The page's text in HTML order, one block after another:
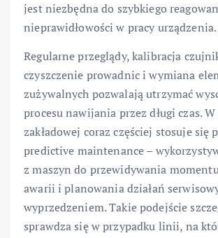
jest niezbędna do szybkiego
nieprawidłowości w pracy urządzenia.
Regularne przeglądy, kalibracja
czyszczenie prowadnic i wymiana
zużywalnych pozwalają utrzymać
procesu nawijania przez długi czas.
zakładowej coraz częściej stosuje się
predictive maintenance –
z maszyn do przewidywania
awarii i planowania działań
wyprzedzeniem. Takie podejście
sprawdza się w przypadku linii, na